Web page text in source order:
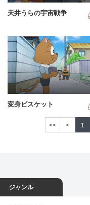
天井うらの宇宙戦争
変身ビスケット
<< < 1
ジャンル